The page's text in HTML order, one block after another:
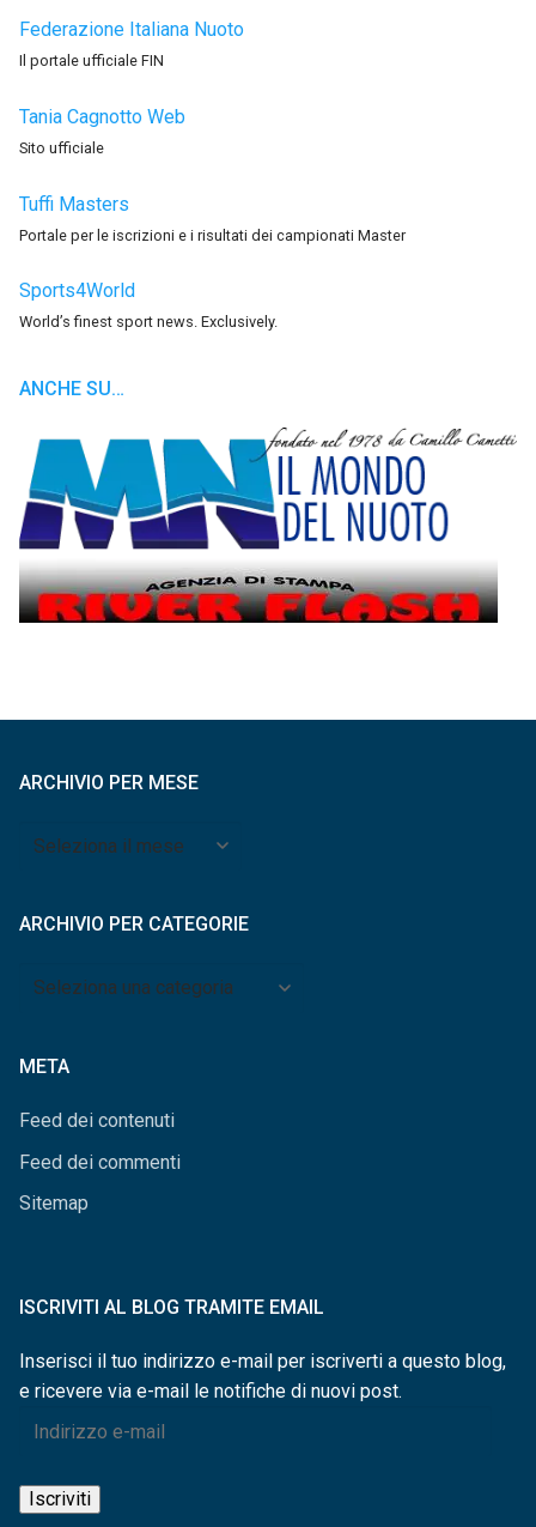
Federazione Italiana Nuoto
Il portale ufficiale FIN
Tania Cagnotto Web
Sito ufficiale
Tuffi Masters
Portale per le iscrizioni e i risultati dei campionati Master
Sports4World
World’s finest sport news. Exclusively.
ANCHE SU…
ARCHIVIO PER MESE
Archivio
ARCHIVIO PER CATEGORIE
Archivio
META
Feed dei contenuti
Feed dei commenti
Sitemap
ISCRIVITI AL BLOG TRAMITE EMAIL
Inserisci il tuo indirizzo e-mail per iscriverti a questo blog,
e ricevere via e-mail le notifiche di nuovi post.
Indirizzo
mail
Iscriviti